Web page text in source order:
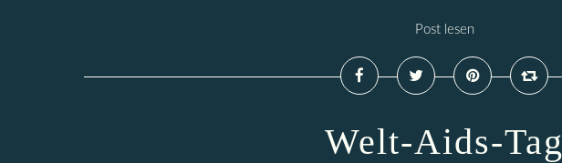
Post lesen
Welt-Aids-Tag